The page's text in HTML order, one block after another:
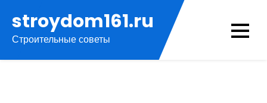
содержимому
stroydom161.ru
Строительные советы